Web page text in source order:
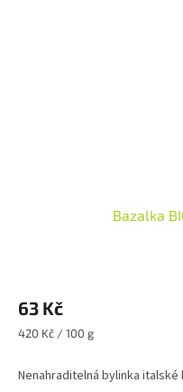
Bazalka
63 Kč
Měrná
420 Kč / 100 g
Nenahraditelná bylinka italské